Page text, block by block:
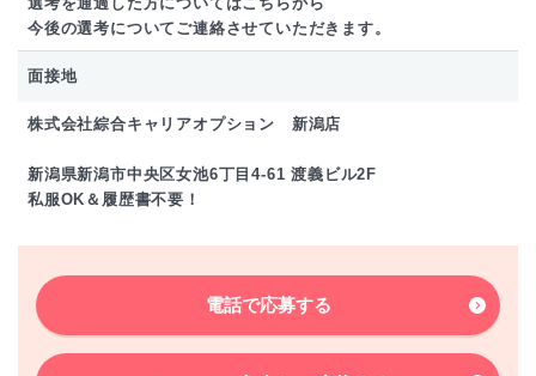
今後の選考についてご連絡させていただきます。
面接地
株式会社綜合キャリアオプション 新潟店
新潟県新潟市中央区女池6丁目4-61 渡義ビル2F
私服OK＆履歴書不要！
電話で応募する